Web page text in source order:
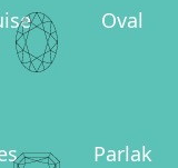
Oval
Parlak